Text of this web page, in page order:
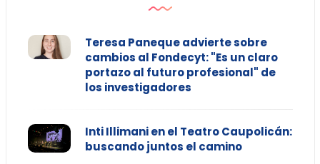
Teresa Paneque advierte sobre
cambios al Fondecyt: "Es un claro
portazo al futuro profesional" de
los investigadores
Inti Illimani en el Teatro Caupolicán:
buscando juntos el camino